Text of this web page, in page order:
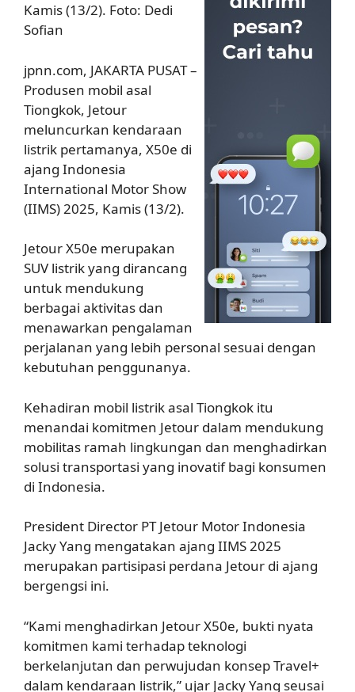
Kamis (13/2). Foto: Dedi
Sofian
jpnn.com, JAKARTA PUSAT –
Produsen mobil asal
Tiongkok, Jetour
meluncurkan kendaraan
listrik pertamanya, X50e di
ajang Indonesia
International Motor Show
(IIMS) 2025, Kamis (13/2).
Jetour X50e merupakan
SUV listrik yang dirancang
untuk mendukung
berbagai aktivitas dan
menawarkan pengalaman
perjalanan yang lebih personal sesuai dengan
kebutuhan penggunanya.
Kehadiran mobil listrik asal Tiongkok itu
menandai komitmen Jetour dalam mendukung
mobilitas ramah lingkungan dan menghadirkan
solusi transportasi yang inovatif bagi konsumen
di Indonesia.
President Director PT Jetour Motor Indonesia
Jacky Yang mengatakan ajang IIMS 2025
merupakan partisipasi perdana Jetour di ajang
bergengsi ini.
“Kami menghadirkan Jetour X50e, bukti nyata
komitmen kami terhadap teknologi
berkelanjutan dan perwujudan konsep Travel+
dalam kendaraan listrik,” ujar Jacky Yang seusai